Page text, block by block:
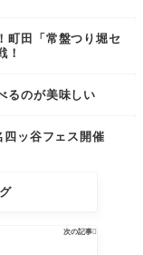
町田「常盤つり堀セ
！
るのが美味しい
ッ谷フェス開催
次の記事